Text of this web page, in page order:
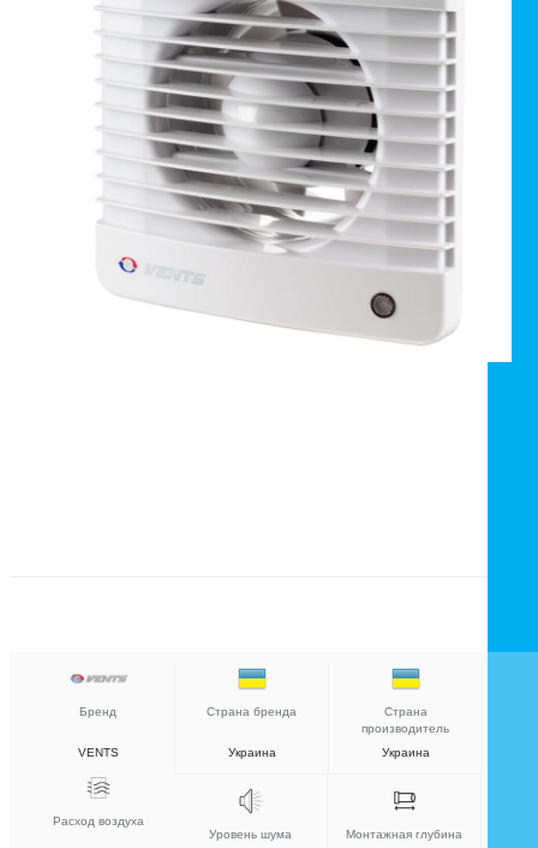
Бренд
VENTS
Страна бренда
Украина
Страна
производитель
Украина
Расход воздуха
Уровень шума Монтажная глубина